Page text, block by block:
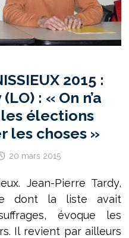
2015 :
: « On n’a
élections
les choses »
20 mars 2015
Jean-Pierre Tardy,
dont la liste avait
évoque les
Il revient par ailleurs